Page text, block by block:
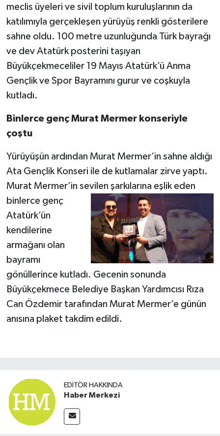
meclis üyeleri ve sivil toplum kuruluşlarının da
katılımıyla gerçekleşen yürüyüş renkli gösterilere
sahne oldu. 100 metre uzunluğunda Türk bayrağı
ve dev Atatürk posterini taşıyan
Büyükçekmeceliler 19 Mayıs Atatürk’ü Anma
Gençlik ve Spor Bayramını gurur ve coşkuyla
kutladı.
Binlerce genç Murat Mermer konseriyle
çoştu
Yürüyüşün ardından Murat Mermer’in sahne aldığı
Ata Gençlik Konseri ile de kutlamalar zirve yaptı.
Murat Mermer’in sevilen şarkılarına eşlik eden
binlerce genç
Atatürk’ün
kendilerine
armağanı olan
bayramı
gönüllerince kutladı. Gecenin sonunda
Büyükçekmece Belediye Başkan Yardımcısı Rıza
Can Özdemir tarafından Murat Mermer’e günün
anısına plaket takdim edildi.
EDITÖR HAKKINDA
Haber Merkezi